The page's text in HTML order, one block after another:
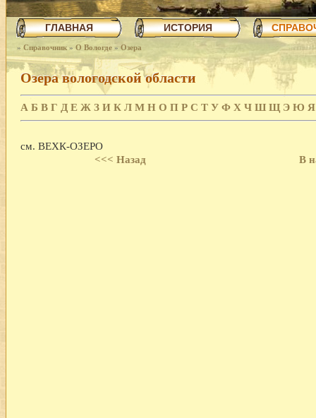
ГЛАВНАЯ ИСТОРИЯ
» Справочник » О Вологде » Озера
Озера вологодской области
А Б В Г Д Е Ж З И К Л М Н О П Р С Т У Ф Х Ч Ш Щ Э Ю Я
см. ВЕХК-ОЗЕРО
<<< Назад
В